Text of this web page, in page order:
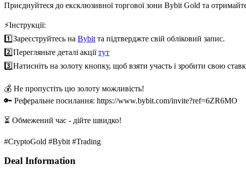
Приєднуйтеся до ексклюзивної торгової зони Bybit Gold та
⚡️Інструкції:
1️⃣Зареєструйтесь на Bybit та підтверджте свій обліковий запис.
2️⃣Перегляньте деталі акціїтут
3️⃣Натисніть на золоту кнопку, щоб взяти участь і зробити свою
💰 Не пропустіть цю золоту можливість!
🔑 Реферальне посилання: https://www.bybit.com/invite?ref=6ZR6MO
⏳ Обмежений час - дійте швидко!
#CryptoGold #Bybit #Trading
Deal Information